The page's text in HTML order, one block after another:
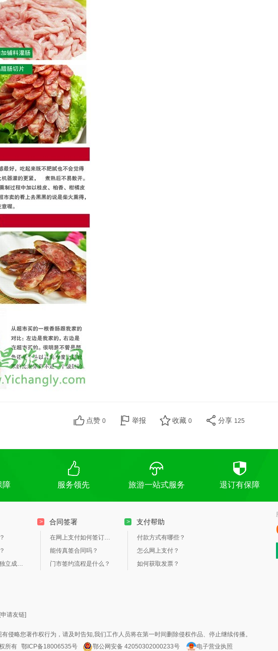
点赞 0 举报 收藏 0 分享 125
障 服务领先 旅游一站式服务 退订有保障
什么是拼团、独立成团？
> 合同签署
在网上支付如何签订合同？
能传真签合同吗？
门市签约流程是什么？
> 支付帮助
付款方式有哪些？
怎么网上支付？
如何获取发票？
[申请友链]
侵略您著作权行为，请及时告知,我们工作人员将在第一时间删除侵权作品、停止继续传播。
所有 鄂ICP备18006535号 鄂公网安备 42050302000233号 电子营业执照